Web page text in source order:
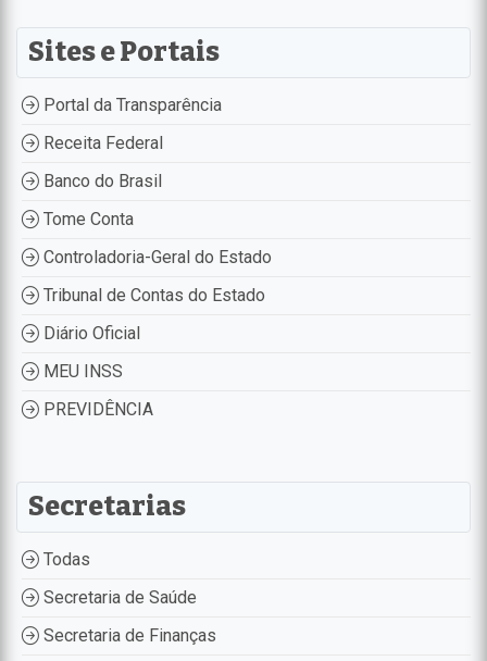
Sites e Portais
Portal da Transparência
Receita Federal
Banco do Brasil
Tome Conta
Controladoria-Geral do Estado
Tribunal de Contas do Estado
Diário Oficial
MEU INSS
PREVIDÊNCIA
Secretarias
Todas
Secretaria de Saúde
Secretaria de Finanças